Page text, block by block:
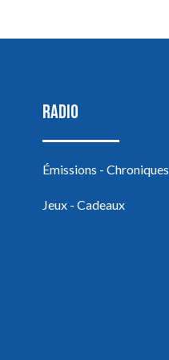
RADIO
Émissions - Chroniques
Jeux - Cadeaux